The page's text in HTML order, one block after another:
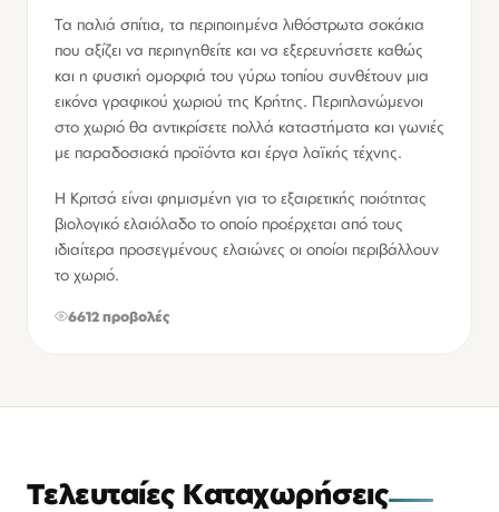
Τα παλιά σπίτια, τα περιποιημένα λιθόστρωτα σοκάκια
που αξίζει να περιηγηθείτε και να εξερευνήσετε καθώς
και η φυσική ομορφιά του γύρω τοπίου συνθέτουν μια
εικόνα γραφικού χωριού της Κρήτης. Περιπλανώμενοι
στο χωριό θα αντικρίσετε πολλά καταστήματα και γωνιές
με παραδοσιακά προϊόντα και έργα λαϊκής τέχνης.
Η Κριτσά είναι φημισμένη για το εξαιρετικής ποιότητας
βιολογικό ελαιόλαδο το οποίο προέρχεται από τους
ιδιαίτερα προσεγμένους ελαιώνες οι οποίοι περιβάλλουν
το χωριό.
6612 προβολές
Τελευταίες Καταχωρήσεις